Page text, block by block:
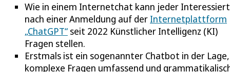
Wie in einem Internetchat kann jeder
nach einer Anmeldung auf der Internetplattform
„ChatGPT“ seit 2022 Künstlicher Intelligenz (KI)
Fragen stellen.
Erstmals ist ein sogenannter Chatbot in der
komplexe Fragen umfassend und